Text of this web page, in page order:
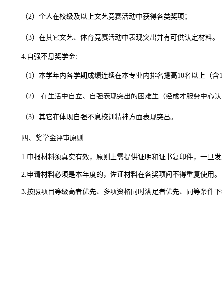
（2）个人在校级及以上文艺竞赛活动中获得各类奖项；
（3）在其它文艺、体育竞赛活动中表现突出并有可供认定材料。
4.自强不息奖学金:
（1）本学年内各学期成绩连续在本专业内排名提高10名以上（含
（2） 在生活中自立、自强表现突出的困难生（经成才服务中心
（3）其它在体现自强不息校训精神方面表现突出。
四、奖学金评审原则
1.申报材料须真实有效，原则上需提供证明和证书复印件，一旦
2.申请材料必须是本年度的，佐证材料在各奖项间不得重复使用。
3.按照项目等级高者优先、多项资格同时满足者优先、同等条件